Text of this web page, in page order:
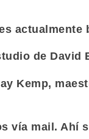
actualmente
de David
Kemp,
vía mail. Ahí